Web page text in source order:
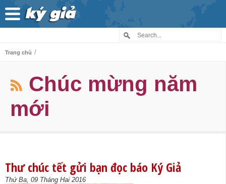
Trang chủ /
Chúc mừng năm
mới
Thư chúc tết gửi bạn đọc báo Ký Giả
Thứ Ba, 09 Tháng Hai 2016